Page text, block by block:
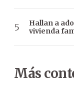
Hallan a
vivienda
Más